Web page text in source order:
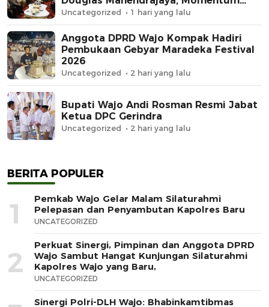
Memperkuat Sinergi
Uncategorized 1 hari yang lalu
Anggota DPRD Wajo Kompak Hadiri
Pembukaan Gebyar Maradeka Festival
2026
Uncategorized 2 hari yang lalu
Bupati Wajo Andi Rosman Resmi Jabat
Ketua DPC Gerindra
Uncategorized 2 hari yang lalu
BERITA POPULER
1
Pemkab Wajo Gelar Malam Silaturahmi
Pelepasan dan Penyambutan Kapolres Baru
UNCATEGORIZED
2
Perkuat Sinergi, Pimpinan dan Anggota DPRD
Wajo Sambut Hangat Kunjungan Silaturahmi
Kapolres Wajo yang Baru,
UNCATEGORIZED
Sinergi Polri-DLH Wajo: Bhabinkamtibmas